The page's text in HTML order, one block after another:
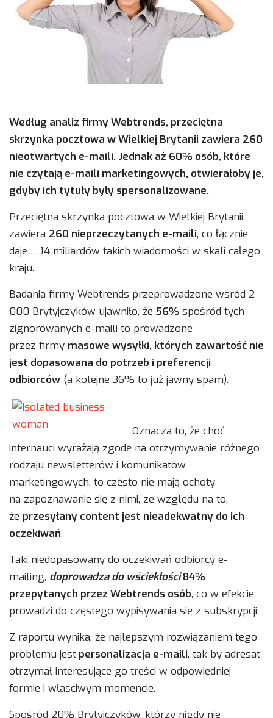
Według analiz firmy Webtrends, przeciętna
skrzynka pocztowa w Wielkiej Brytanii zawiera 260
nieotwartych e-maili. Jednak aż 60% osób, które
nie czytają e-maili marketingowych, otwierałoby je,
gdyby ich tytuły były spersonalizowane.
Przeciętna skrzynka pocztowa w Wielkiej Brytanii
zawiera 260 nieprzeczytanych e-maili, co łącznie
daje… 14 miliardów takich wiadomości w skali całego
kraju.
Badania firmy Webtrends przeprowadzone wśród 2
000 Brytyjczyków ujawniło, że 56% spośród tych
zignorowanych e-maili to prowadzone
przez firmy masowe wysyłki, których zawartość nie
jest dopasowana do potrzeb i preferencji
odbiorców (a kolejne 36% to już jawny spam).
Oznacza to, że choć
internauci wyrażają zgodę na otrzymywanie różnego
rodzaju newsletterów i komunikatów
marketingowych, to często nie mają ochoty
na zapoznawanie się z nimi, ze względu na to,
że przesyłany content jest nieadekwatny do ich
oczekiwań.
Taki niedopasowany do oczekiwań odbiorcy e-
mailing, doprowadza do wściekłości84%
przepytanych przez Webtrends osób, co w efekcie
prowadzi do częstego wypisywania się z subskrypcji.
Z raportu wynika, że najlepszym rozwiązaniem tego
problemu jest personalizacja e-maili, tak by adresat
otrzymał interesujące go treści w odpowiedniej
formie i właściwym momencie.
Spośród 20% Brytyjczyków, którzy nigdy nie